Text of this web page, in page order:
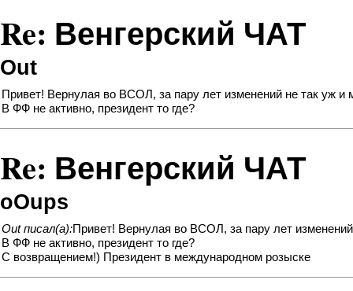
Re: Венгерский ЧАТ
Out
Привет! Вернулая во ВСОЛ, за пару лет изменений не так уж и
В ФФ не активно, президент то где?
Re: Венгерский ЧАТ
oOups
Out писал(а):Привет! Вернулая во ВСОЛ, за пару лет
В ФФ не активно, президент то где?
С возвращением!) Президент в международном розыске